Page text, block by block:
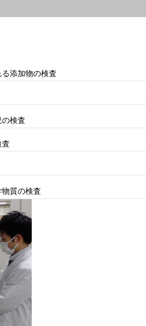
添加物の検査
検査
査
質の検査